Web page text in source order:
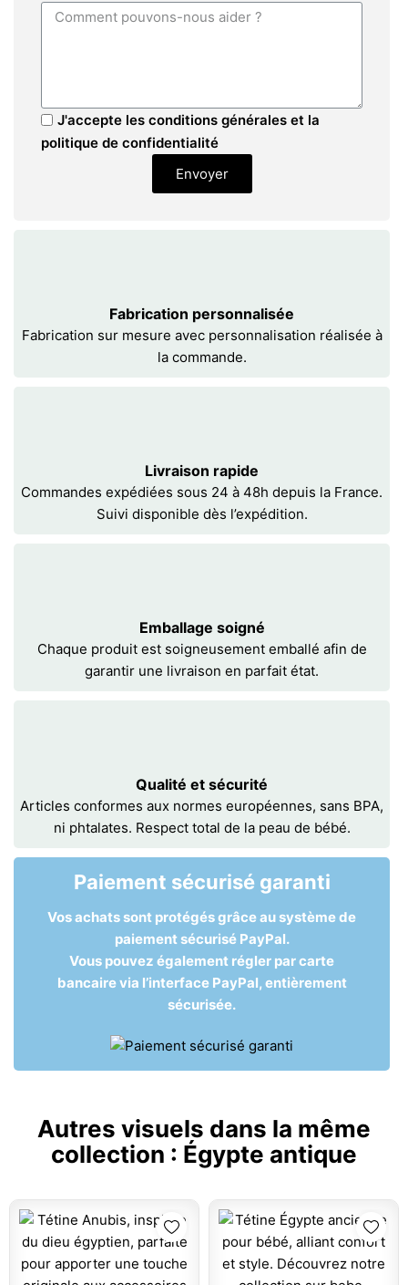
J'accepte les conditions générales et la
politique de confidentialité
Envoyer
Fabrication personnalisée
Fabrication sur mesure avec personnalisation réalisée à
la commande.
Livraison rapide
Commandes expédiées sous 24 à 48h depuis la France.
Suivi disponible dès l’expédition.
Emballage soigné
Chaque produit est soigneusement emballé afin de
garantir une livraison en parfait état.
Qualité et sécurité
Articles conformes aux normes européennes, sans BPA,
ni phtalates. Respect total de la peau de bébé.
Paiement sécurisé garanti
Vos achats sont protégés grâce au système de
paiement sécurisé PayPal.
Vous pouvez également régler par carte
bancaire via l’interface PayPal, entièrement
sécurisée.
Autres visuels dans la même
collection : Égypte antique